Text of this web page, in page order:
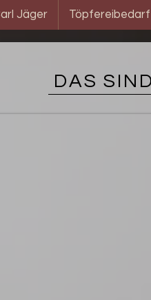
Jäger Töpfereibedarf
DAS